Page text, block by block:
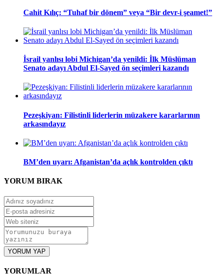
Cahit Kılıç: “Tuhaf bir dönem” veya “Bir devr-i şeamet!”
İsrail yanlısı lobi Michigan’da yenildi: İlk Müslüman
Senato adayı Abdul El-Sayed ön seçimleri kazandı
Pezeşkiyan: Filistinli liderlerin müzakere kararlarının
arkasındayız
BM’den uyarı: Afganistan’da açlık kontrolden çıktı
YORUM BIRAK
YORUM YAP
YORUMLAR